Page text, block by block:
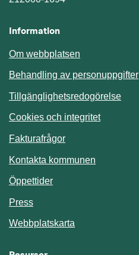
Information
Om webbplatsen
Behandling av personuppgifter
Tillgänglighetsredogörelse
Cookies och integritet
Fakturafrågor
Kontakta kommunen
Öppettider
Press
Webbplatskarta